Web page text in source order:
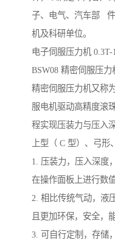
子、电气、汽车部
机及科研单位。
电子伺服压力机
BSW08 精密伺服压
精密伺服压力机又称
服电机驱动高精度滚
程实现压装力与压入
上型（ C 型）、弓形
1. 压装力，压入深度
在操作面板上进行数
2. 相比传统气动，液
且更加环保，安全，
3. 可自行定制，存储